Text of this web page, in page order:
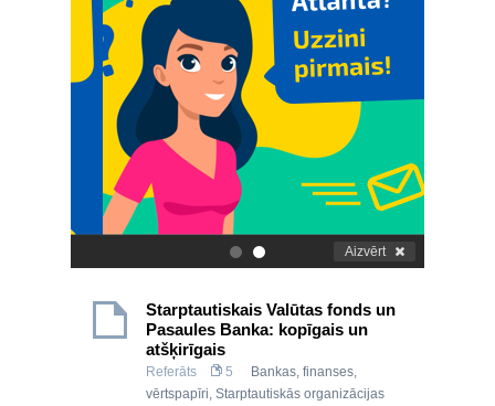
. Aizvērt
Starptautiskais Valūtas fonds un
Pasaules Banka: kopīgais un
atšķirīgais
Referāts 5
Bankas, finanses,
vērtspapīri, Starptautiskās organizācijas